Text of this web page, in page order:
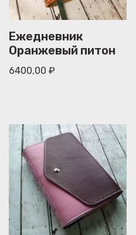
Ежедневник
Оранжевый питон
6400,00 ₽